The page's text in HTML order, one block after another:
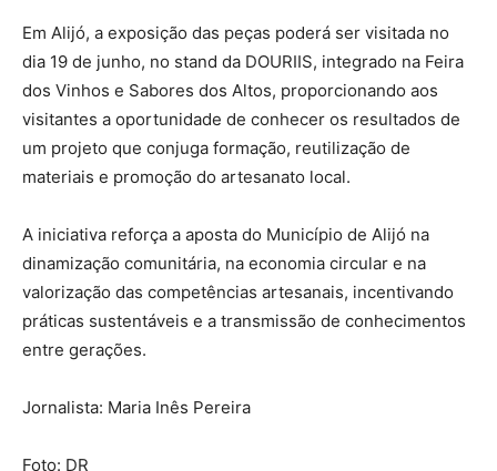
Em Alijó, a exposição das peças poderá ser visitada no
dia 19 de junho, no stand da DOURIIS, integrado na Feira
dos Vinhos e Sabores dos Altos, proporcionando aos
visitantes a oportunidade de conhecer os resultados de
um projeto que conjuga formação, reutilização de
materiais e promoção do artesanato local.
A iniciativa reforça a aposta do Município de Alijó na
dinamização comunitária, na economia circular e na
valorização das competências artesanais, incentivando
práticas sustentáveis e a transmissão de conhecimentos
entre gerações.
Jornalista: Maria Inês Pereira
Foto: DR